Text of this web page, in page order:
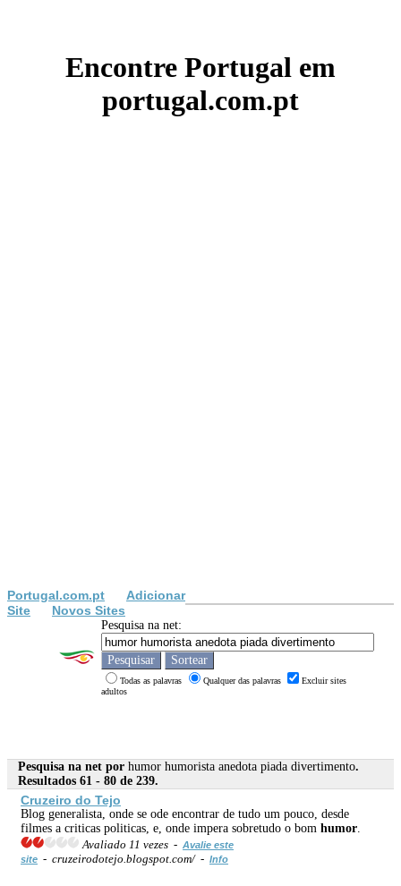
Encontre Portugal em
portugal.com.pt
Portugal.com.pt
Adicionar
Site
Novos Sites
Pesquisa na net:
Todas as palavras Qualquer das palavras
Excluir sites
adultos
Pesquisa na net por humor humorista anedota piada divertimento.
Resultados 61 - 80 de 239.
Cruzeiro do Tejo
Blog generalista, onde se ode encontrar de tudo um pouco, desde
filmes a criticas politicas, e, onde impera sobretudo o bom humor
Avaliado 11 vezes - Avalie este
site - cruzeirodotejo.blogspot.com/ - Info